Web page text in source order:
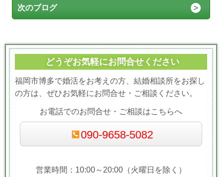
次のブログ
どうぞお気軽にお問合せください
福岡市博多で婚活をお考えの方、結婚相談所をお探し
の方は、ぜひお気軽にお問合せ・ご相談ください。
お電話でのお問合せ・ご相談はこちらへ
090-9658-5082
営業時間：10:00～20:00（火曜日を除く）